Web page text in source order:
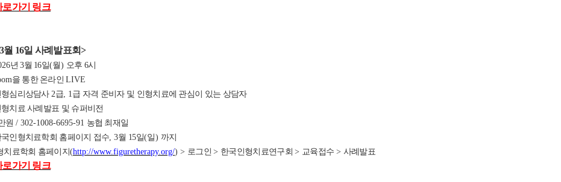
로가기 링크
월 16일 사례발표회>
년 3월 16일(월) 오후 6시
을 통한 온라인LIVE
형심리상담사 2급 , 1급 자격 준비자 및 인형치료에 관심이 있는 상담자
형치료 사례발표 및 슈퍼비전
원 / 302-1008-6695-91 농협 최재일
국인형치료학회 홈페이지 접수 , 3월 15일(일) 까지
치료학회 홈페이지(http://www.figuretherapy.org/) > 로그인> 한국인형치료연구회> 교육접수 > 사례발표
로가기 링크